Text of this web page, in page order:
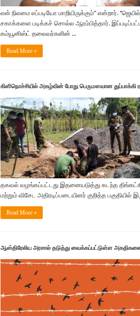
என் நிலமை எப்படியோ மாறியிருக்கும்” என்றார்.
சகாக்களை படிக்கச் சொல்ல ஆரம்பித்தார்.
கம்யூனிஸ்ட் தலைவர்களின் ...
Read More »
கிளிநொச்சியில் அகழ்வின் போது பெருமளவான துப்பாக்கி
தகவல் வழங்கப்பட்டது இதனையடுத்து கடந்த
மற்றும் விசேட அதிரடிப்படையினர் குறித்த பகுதியில்
Read More »
ஆஸ்திரேலிய அரசால் தடுத்து வைக்கப்பட்டுள்ள